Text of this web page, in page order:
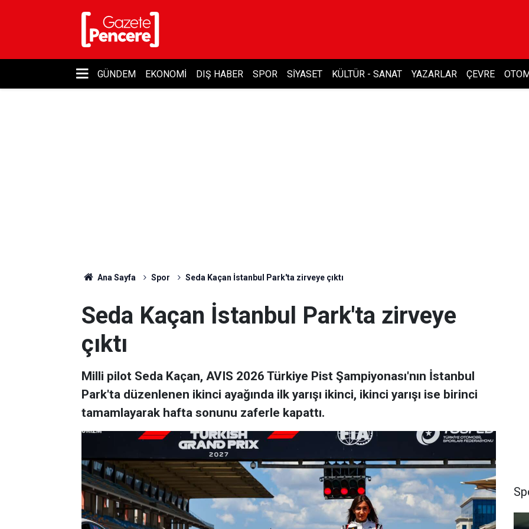
GÜNDEM EKONOMI DIŞ HABER SPOR SIYASET KÜLTÜR - SANAT YAZARLAR ÇEVRE
Ana Sayfa Spor Seda Kaçan İstanbul Park'ta zirveye çıktı
Seda Kaçan İstanbul Park'ta zirveye
çıktı
Milli pilot Seda Kaçan, AVIS 2026 Türkiye Pist Şampiyonası'nın İstanbul
Park'ta düzenlenen ikinci ayağında ilk yarışı ikinci, ikinci yarışı ise birinci
tamamlayarak hafta sonunu zaferle kapattı.